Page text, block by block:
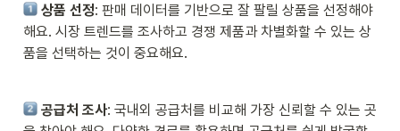
상품 선정: 판매 데이터를 기반으로 잘 팔릴 상품을 선정해야
해요. 시장 트렌드를 조사하고 경쟁 제품과 차별화할 수 있는 상
품을 선택하는 것이 중요해요.
공급처 조사: 국내외 공급처를 비교해 가장 신뢰할 수 있는 곳